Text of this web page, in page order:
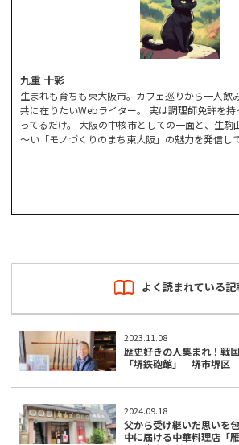
九重 十彩
生まれも育ちも東大阪市。カフェ巡りから一人飲
共に在りたいWebライター。 実は調理師免許を
ってるだけ。 大阪の中核市としての一面と、生
～い「モノづくりのまち東大阪」の魅力を発信し
よく読まれている記
2023.11.08
歴史好きの人集まれ！戦
「堺鉄砲館」｜堺市堺区
2024.09.18
父から受け継いだ思いを
中に届ける中華料理店「